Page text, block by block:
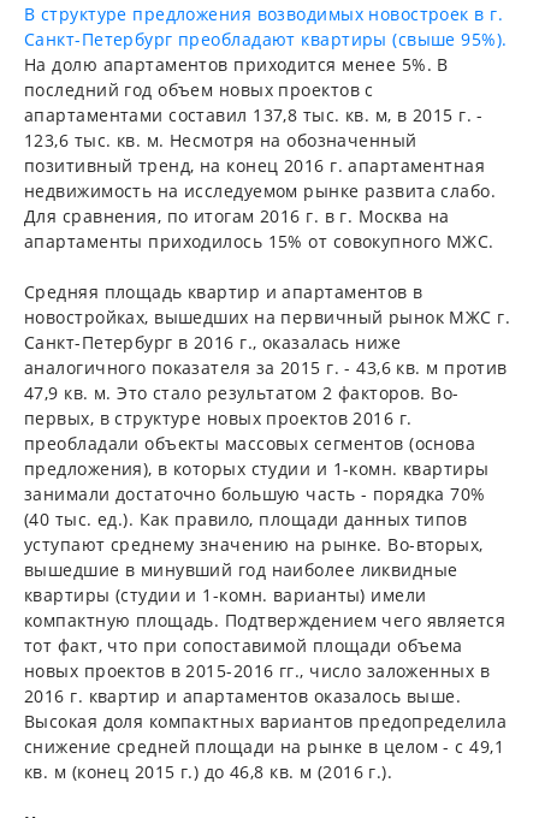
В структуре предложения возводимых новостроек в г.
Санкт-Петербург преобладают квартиры (свыше 95%).
На долю апартаментов приходится менее 5%. В
последний год объем новых проектов с
апартаментами составил 137,8 тыс. кв. м, в 2015 г. -
123,6 тыс. кв. м. Несмотря на обозначенный
позитивный тренд, на конец 2016 г. апартаментная
недвижимость на исследуемом рынке развита слабо.
Для сравнения, по итогам 2016 г. в г. Москва на
апартаменты приходилось 15% от совокупного МЖС.
Средняя площадь квартир и апартаментов в
новостройках, вышедших на первичный рынок МЖС г.
Санкт-Петербург в 2016 г., оказалась ниже
аналогичного показателя за 2015 г. - 43,6 кв. м против
47,9 кв. м. Это стало результатом 2 факторов. Во-
первых, в структуре новых проектов 2016 г.
преобладали объекты массовых сегментов (основа
предложения), в которых студии и 1-комн. квартиры
занимали достаточно большую часть - порядка 70%
(40 тыс. ед.). Как правило, площади данных типов
уступают среднему значению на рынке. Во-вторых,
вышедшие в минувший год наиболее ликвидные
квартиры (студии и 1-комн. варианты) имели
компактную площадь. Подтверждением чего является
тот факт, что при сопоставимой площади объема
новых проектов в 2015-2016 гг., число заложенных в
2016 г. квартир и апартаментов оказалось выше.
Высокая доля компактных вариантов предопределила
снижение средней площади на рынке в целом - с 49,1
кв. м (конец 2015 г.) до 46,8 кв. м (2016 г.).